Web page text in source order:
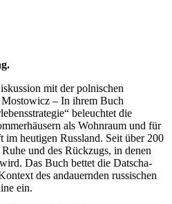
mit der polnischen
– In ihrem Buch
beleuchtet die
als Wohnraum und für
heutigen Russland. Seit über 200
und des Rückzugs, in denen
Das Buch bettet die Datscha-
des andauernden russischen
ein.